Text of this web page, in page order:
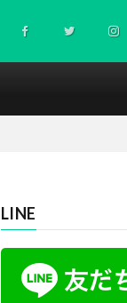
LINE